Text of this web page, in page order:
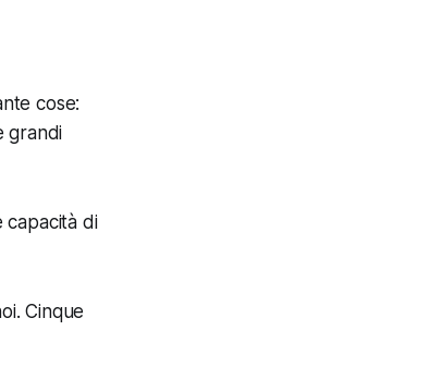
cose:
grandi
capacità di
Cinque